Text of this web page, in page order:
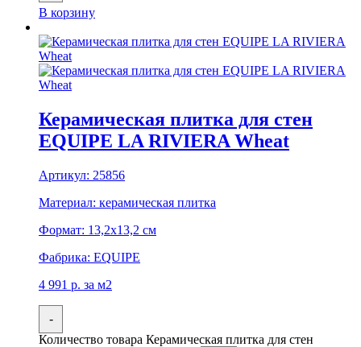
В корзину
Керамическая плитка для стен
EQUIPE LA RIVIERA Wheat
Артикул: 25856
Материал: керамическая плитка
Формат: 13,2x13,2 см
Фабрика: EQUIPE
4 991 р. за м2
-
Количество товара Керамическая плитка для стен